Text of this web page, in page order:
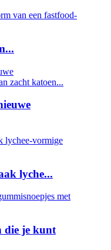
lyche...
die je kunt